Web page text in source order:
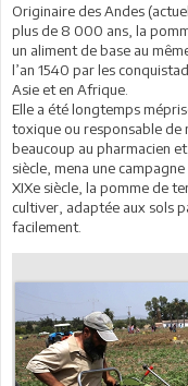
Originaire des Andes
plus de 8 000 ans, la
un aliment de base au
l’an 1540 par les
Asie et en Afrique.
Elle a été longtemps
toxique ou responsable de
beaucoup au pharmacien
siècle, mena une
XIXe siècle, la pomme de
cultiver, adaptée aux sols
facilement.